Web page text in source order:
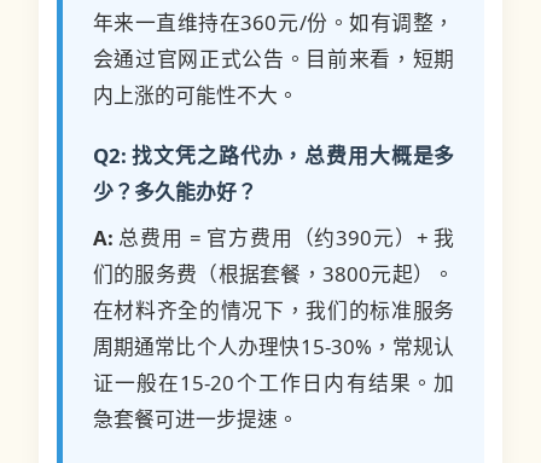
年来一直维持在360元/份。如有调整，
会通过官网正式公告。目前来看，短期
内上涨的可能性不大。
Q2: 找文凭之路代办，总费用大概是多
少？多久能办好？
A: 总费用 = 官方费用（约390元）+ 我
们的服务费（根据套餐，3800元起）。
在材料齐全的情况下，我们的标准服务
周期通常比个人办理快15-30%，常规认
证一般在15-20个工作日内有结果。加
急套餐可进一步提速。